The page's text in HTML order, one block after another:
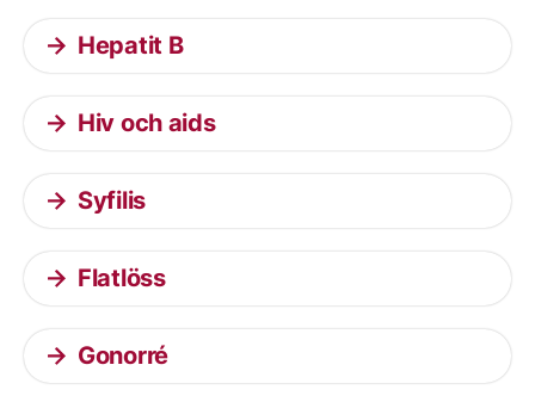
Hepatit B
Hiv och aids
Syfilis
Flatlöss
Gonorré